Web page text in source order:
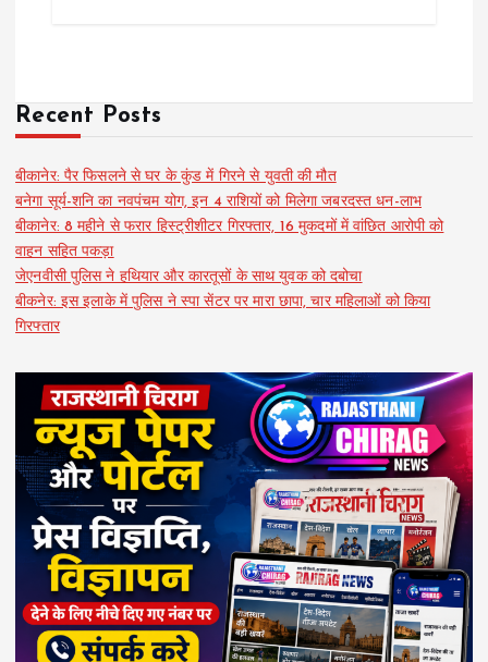
Recent Posts
बीकानेर: पैर फिसलने से घर के कुंड में गिरने से युवती की मौत
बनेगा सूर्य-शनि का नवपंचम योग, इन 4 राशियों को मिलेगा जबरदस्त धन-लाभ
बीकानेर: 8 महीने से फरार हिस्ट्रीशीटर गिरफ्तार, 16 मुकदमों में वांछित आरोपी को
वाहन सहित पकड़ा
जेएनवीसी पुलिस ने हथियार और कारतूसों के साथ युवक को दबोचा
बीकनेर: इस इलाके में पुलिस ने स्पा सेंटर पर मारा छापा, चार महिलाओं को किया
गिरफ्तार